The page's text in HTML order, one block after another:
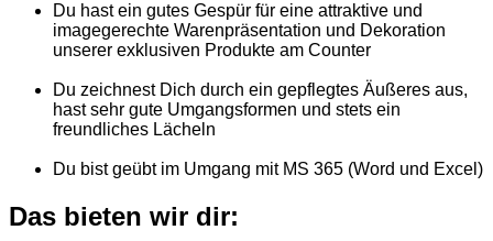
Du hast ein gutes Gespür für eine attraktive und
imagegerechte Warenpräsentation und Dekoration
unserer exklusiven Produkte am Counter
Du zeichnest Dich durch ein gepflegtes Äußeres aus,
hast sehr gute Umgangsformen und stets ein
freundliches Lächeln
Du bist geübt im Umgang mit MS 365 (Word und Excel)
Das bieten wir dir: